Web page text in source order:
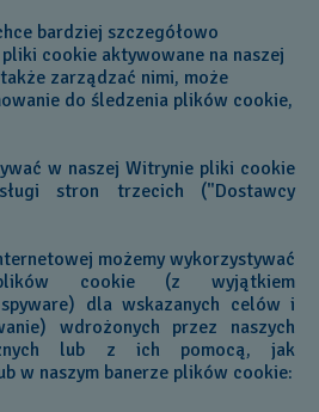
bardziej szczegółowo
cookie aktywowane na naszej
zarządzać nimi, może
do śledzenia plików cookie,
w naszej Witrynie pliki cookie
stron trzecich ("Dostawcy
możemy wykorzystywać
cookie (z wyjątkiem
dla wskazanych celów i
wdrożonych przez naszych
lub z ich pomocą, jak
w naszym banerze plików cookie: